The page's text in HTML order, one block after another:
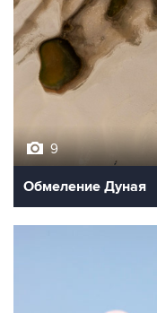
9
Обмеление Дуная